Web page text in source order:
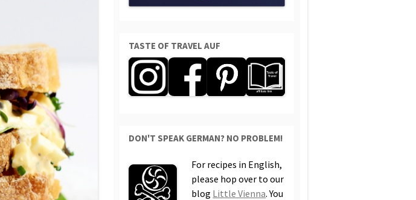
TASTE OF TRAVEL AUF
DON'T SPEAK GERMAN? NO PROBLEM!
For recipes in English,
please hop over to our
blog Little Vienna. You